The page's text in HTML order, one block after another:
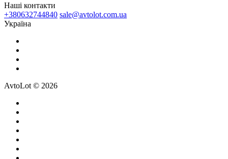
Наші контакти
+380632744840 sale@avtolot.com.ua
Українa
AvtoLot © 2026